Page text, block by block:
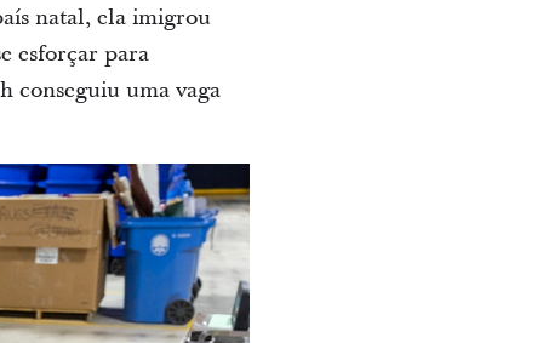
natal, ela imigrou
esforçar para
conseguiu uma vaga